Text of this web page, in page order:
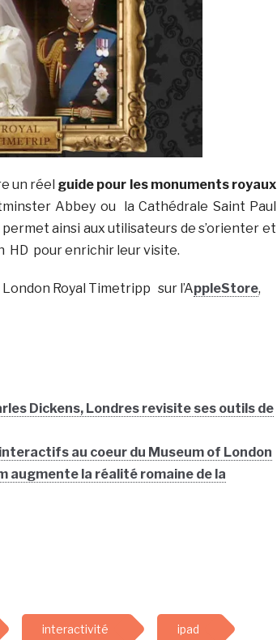
un réel guide pour les monuments royaux
Abbey ou la Cathédrale Saint Paul
ainsi aux utilisateurs de s’orienter et
HD pour enrichir leur visite.
Royal Timetripp sur l’AppleStore,
Dickens, Londres revisite ses outils de
au coeur du Museum of London
augmente la réalité romaine de la
interactivité ipad